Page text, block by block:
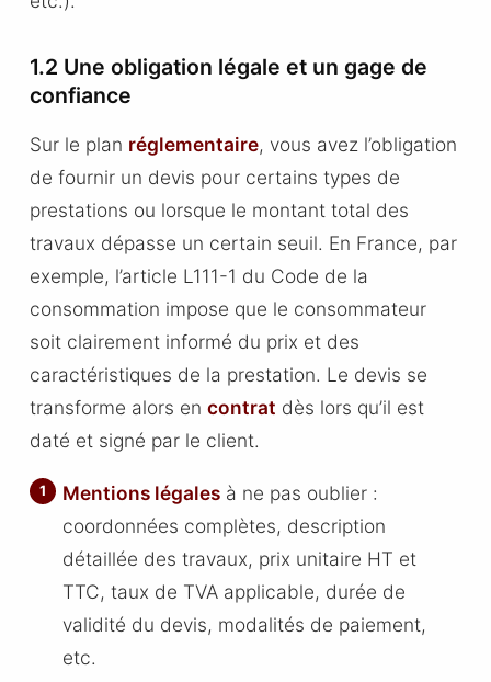
1.2 Une obligation légale et un gage de
confiance
Sur le plan réglementaire, vous avez l’obligation
de fournir un devis pour certains types de
prestations ou lorsque le montant total des
travaux dépasse un certain seuil. En France, par
exemple, l’article L111-1 du Code de la
consommation impose que le consommateur
soit clairement informé du prix et des
caractéristiques de la prestation. Le devis se
transforme alors en contrat dès lors qu’il est
daté et signé par le client.
Mentions légales à ne pas oublier :
coordonnées complètes, description
détaillée des travaux, prix unitaire HT et
TTC, taux de TVA applicable, durée de
validité du devis, modalités de paiement,
etc.